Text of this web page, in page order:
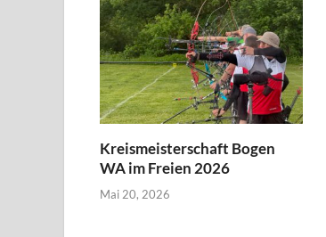
Kreismeisterschaft Bogen
WA im Freien 2026
Mai 20, 2026